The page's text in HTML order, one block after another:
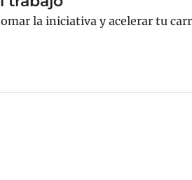
la iniciativa y acelerar tu